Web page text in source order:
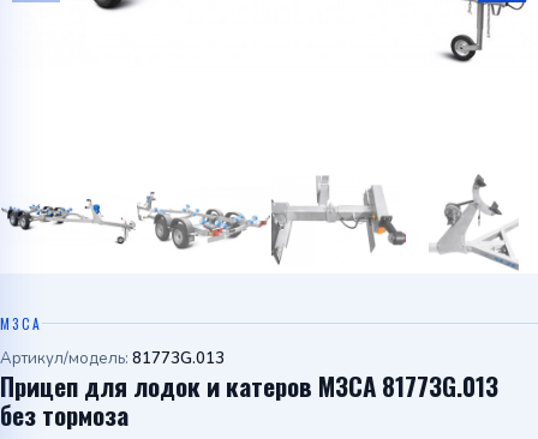
МЗСА
Артикул/модель: 81773G.013
Прицеп для лодок и катеров МЗСА 81773G.013
без тормоза